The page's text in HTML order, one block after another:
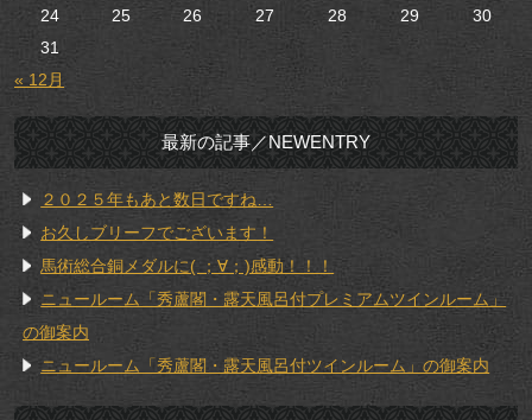
24
25 26 27 28 29
30
31
« 12月
最新の記事／NEWENTRY
２０２５年もあと数日ですね…
お久しブリーフでございます！
馬術総合銅メダルに( ；∀；)感動！！！
ニュールーム「秀蘆閣・露天風呂付プレミアムツインルーム」
の御案内
ニュールーム「秀蘆閣・露天風呂付ツインルーム」の御案内